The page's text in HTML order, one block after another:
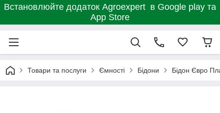
Встановлюйте додаток Agroexpert в Google play та
App Store
Товари та послуги Ємності Бідони Бідон Євро